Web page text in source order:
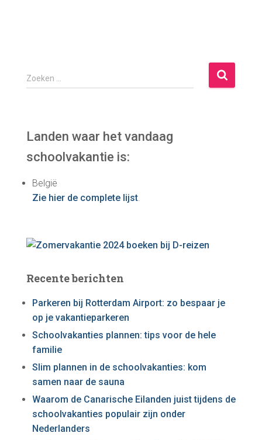
Z
o
e
n
Zoeken …
Landen waar het vandaag
schoolvakantie is:
België
Zie hier de complete lijst.
Recente berichten
Parkeren bij Rotterdam Airport: zo bespaar je
op je vakantieparkeren
Schoolvakanties plannen: tips voor de hele
familie
Slim plannen in de schoolvakanties: kom
samen naar de sauna
Waarom de Canarische Eilanden juist tijdens de
schoolvakanties populair zijn onder
Nederlanders